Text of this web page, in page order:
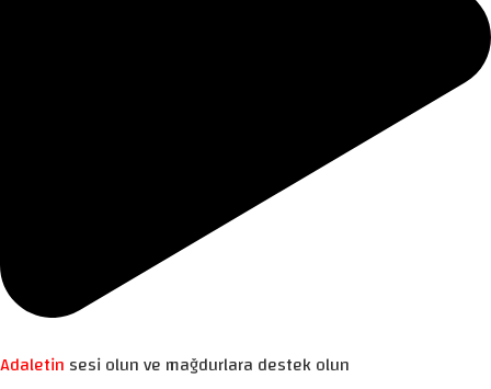
Adaletin sesi olun ve mağdurlara destek olun